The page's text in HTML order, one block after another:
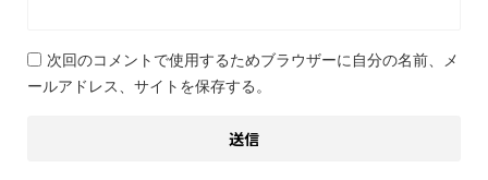
次回のコメントで使用するためブラウザーに自分の名前、メ
ールアドレス、サイトを保存する。